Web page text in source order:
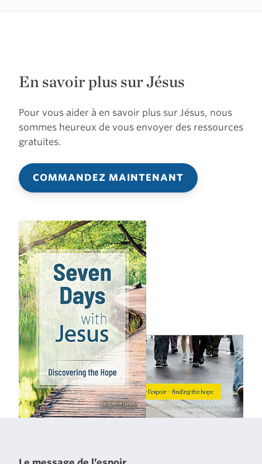
En savoir plus sur Jésus
Pour vous aider à en savoir plus sur Jésus, nous
sommes heureux de vous envoyer des ressources
gratuites.
COMMANDEZ MAINTENANT